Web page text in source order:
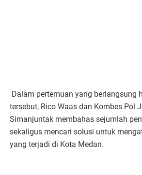
Dalam pertemuan yang berlangsung
tersebut, Rico Waas dan Kombes Pol
Simanjuntak membahas sejumlah
sekaligus mencari solusi untuk
yang terjadi di Kota Medan.